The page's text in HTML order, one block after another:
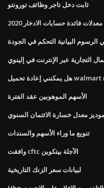
ثابت دخل تاجر وظائف تورونتو
فائدة حسابات الادخار 2020
الرسوم البيانية التحكم في الجودة
التجارية عبر الإنترنت في إلينوي
الأسهم الموهوبين عقد الفترة
معدل خسارة الائتمان السنوي
تنويع ما وراء الأسهم والسندات
وافقت cftc الآجلة بيتكوين
لبيانات سعر الزنك التاريخية